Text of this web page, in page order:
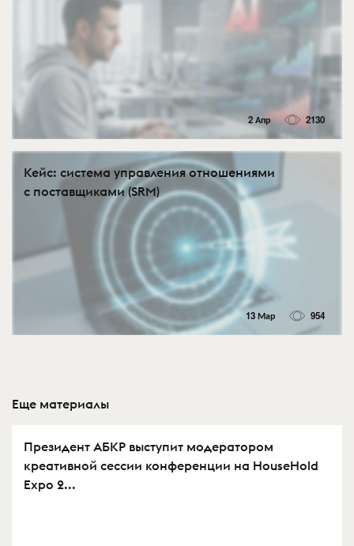
2 Апр 2130
Кейс: система управления отношениями
с поставщиками (SRM)
13 Мар 954
Еще материалы
Президент АБКР выступит модератором
креативной сессии конференции на HouseHold
Expo 2...